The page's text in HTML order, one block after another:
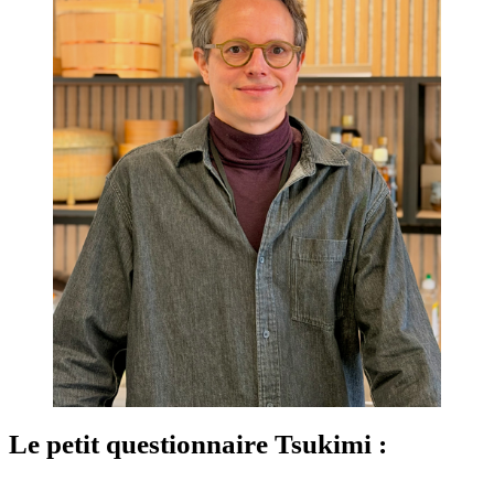
Le petit questionnaire Tsukimi :